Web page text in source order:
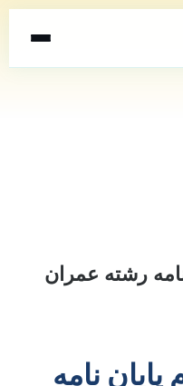
رشته عمران
نامه